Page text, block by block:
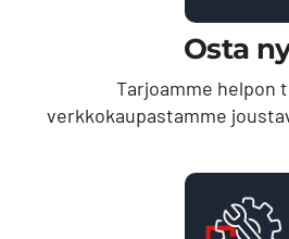
Osta
Tarjoamme helpon
verkkokaupastamme